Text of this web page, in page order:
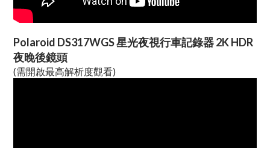
Polaroid DS317WGS 星光夜視行車記錄器 2K HDR
夜晚後鏡頭
(需開啟最高解析度觀看)